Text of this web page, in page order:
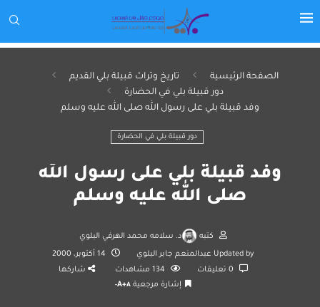
الصفحة الرئيسية
تاريخ وتراث قبيلة بلي القديم
دور قبيلة بلي في الحضارة
وفد قبيلة بلي على رسول الله صلى الله عليه وسلم
دور قبيلة بلي في الحضارة
وفد قبيلة بلي على رسول الله
صلى الله عليه وسلم
كتبه د. سلامه محمد الهرفي البلوي
Updated by عبدالمنعم جابر البلوي
14 أكتوبر، 2000
134 مشاهدات
شاركها
إشارة مرجعية
A+A-